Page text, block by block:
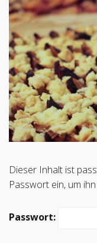
Dieser Inhalt ist
Passwort ein, um
Passwort: